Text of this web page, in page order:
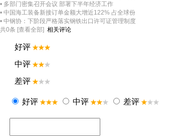
• 多部门密集召开会议 部署下半年经济工作
• 中国海工装备新接订单金额大增近122% 占全球份
• 中钢协：下阶段严格落实钢铁出口许可证管理制度
共0条 [查看全部] 相关评论